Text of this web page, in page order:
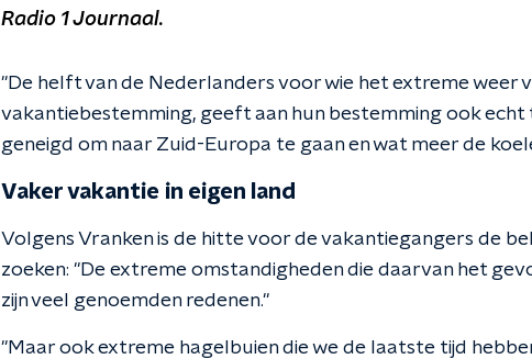
Radio 1 Journaal.
"De helft van de Nederlanders voor wie het extreme weer
vakantiebestemming, geeft aan hun bestemming ook echt
geneigd om naar Zuid-Europa te gaan en wat meer de
Vaker vakantie in eigen land
Volgens Vranken is de hitte voor de vakantiegangers de
zoeken: "De extreme omstandigheden die daarvan het
zijn veel genoemden redenen."
"Maar ook extreme hagelbuien die we de laatste tijd